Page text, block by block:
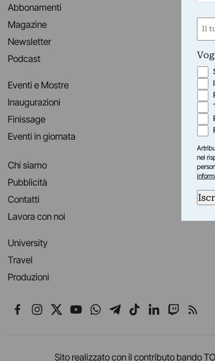
Abbonamenti
Magazine
Newsletter
Podcast
Eventi e Mostre
Inaugurazioni
Finissage
Eventi in giornata
Chi siamo
Pubblicità
Contatti
Lavora con noi
University
Travel
Produzioni
Seguici su Facebook
Seguici su Instagram
Seguici su X
Seguici su YouTube
Seguici su WhatsApp
Seguici su
Seguici su
Seguici su
Seguici
Sito realizzato con il contributo bando
nel